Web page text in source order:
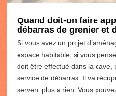
Quand doit-on faire
débarras de grenier et
Si vous avez un projet
espace habitable, si vous
doit être effectué dans la cave,
service de débarras. Il va
servent plus à rien. Vous